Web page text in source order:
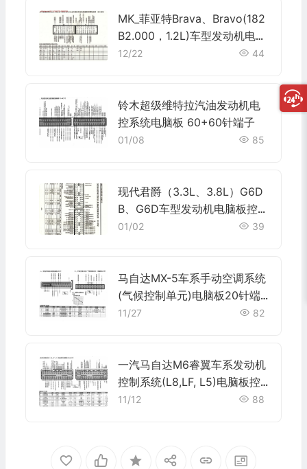
MK_菲亚特Brava、Bravo(182
B2.000，1.2L)车型发动机电脑
板控制模块针脚38+38针 端子
12/22 44
铃木超级维特拉汽油发动机电
控系统电脑板 60+60针端子
01/08 85
现代君爵（3.3L、3.8L）G6D
B、G6D车型发动机电脑板控
制模块针脚80+80针 端子图
01/02 39
马自达MX-5车系手动空调系统
(气候控制单元)电脑板20针端
子
11/27 82
一汽马自达M6睿翼车系发动机
控制系统(L8,LF, L5)电脑板控
制模块 60+60 针端子
11/12 88